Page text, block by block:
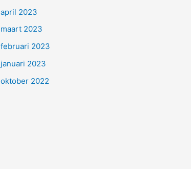
april 2023
maart 2023
februari 2023
januari 2023
oktober 2022